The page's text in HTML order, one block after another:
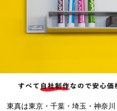
東真は東京・千葉・埼玉・神奈